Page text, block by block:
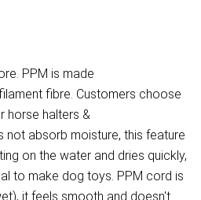
PPM is made
fibre. Customers choose
horse halters &
not absorb moisture, this feature
on the water and dries quickly,
to make dog toys. PPM cord is
it feels smooth and doesn't